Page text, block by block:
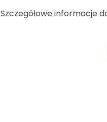
Szczegółowe informacje